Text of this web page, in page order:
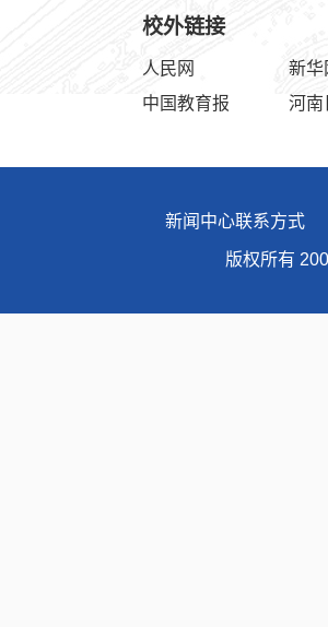
校外链接
人民网
新华
中国教育报
河南
新闻中心联系方式
版权所有